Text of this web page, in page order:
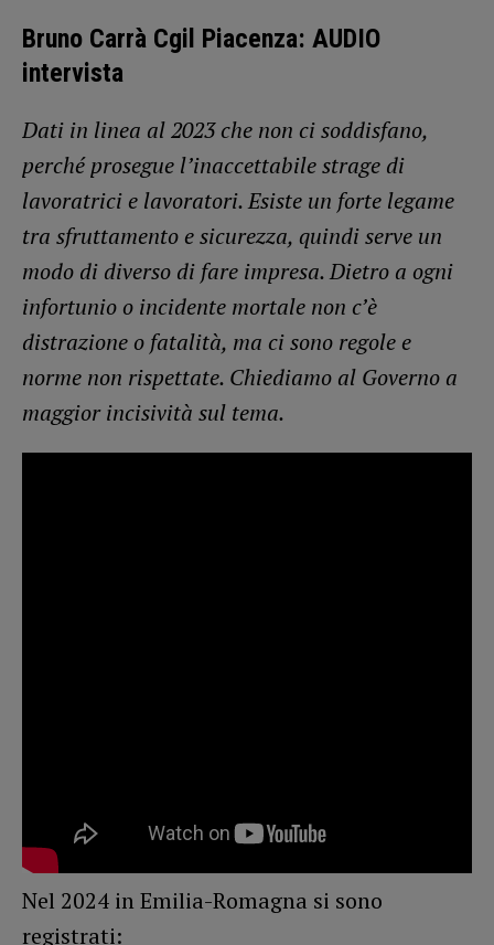
Bruno Carrà Cgil Piacenza: AUDIO
intervista
Dati in linea al 2023 che non ci soddisfano,
perché prosegue l’inaccettabile strage di
lavoratrici e lavoratori. Esiste un forte legame
tra sfruttamento e sicurezza, quindi serve un
modo di diverso di fare impresa. Dietro a ogni
infortunio o incidente mortale non c’è
distrazione o fatalità, ma ci sono regole e
norme non rispettate. Chiediamo al Governo a
maggior incisività sul tema.
Nel 2024 in Emilia-Romagna si sono
registrati: